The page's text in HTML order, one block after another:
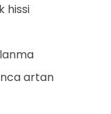
hissi
artan